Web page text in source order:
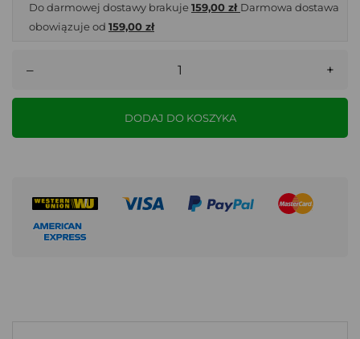
Do darmowej dostawy brakuje 159,00 zł Darmowa dostawa
obowiązuje od 159,00 zł
– +
DODAJ DO KOSZYKA